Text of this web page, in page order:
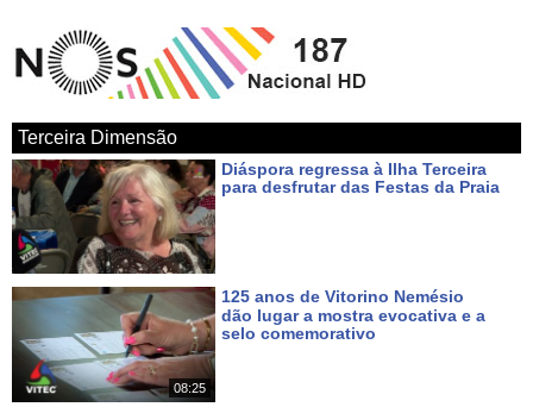
Terceira Dimensão
Diáspora regressa à Ilha Terceira
para desfrutar das Festas da Praia
08:25
125 anos de Vitorino Nemésio
dão lugar a mostra evocativa e a
selo comemorativo